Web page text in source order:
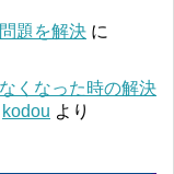
題を解決 に
くなった時の解決
kodou より